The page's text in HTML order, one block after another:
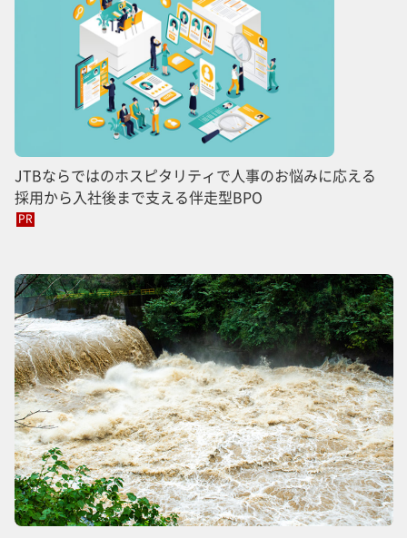
JTBならではのホスピタリティで人事のお悩みに応える
採用から入社後まで支える伴走型BPO
PR